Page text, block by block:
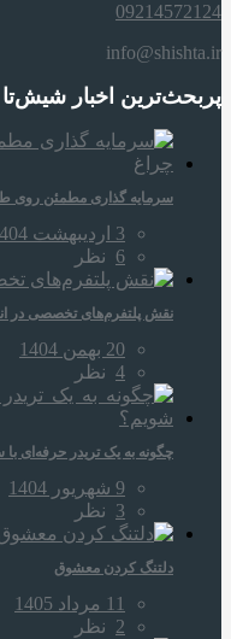
09214572124
info@shishta.ir
پربحث‌ترین اخبار شیش‌تا
سرمایه‌ گذاری مطمئن روی
3 اردیبهشت 1404
6 نظر
نقش پلتفرم‌های تخصصی در
20 بهمن 1404
4 نظر
چگونه به یک تریدر حرفه‌ای
9 شهریور 1404
3 نظر
دلتنگ کردن معشوق
11 مرداد 1405
2 نظر